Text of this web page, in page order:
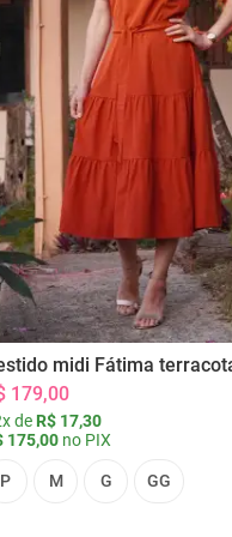
midi Fátima
179,00
de R$ 17,30
175,00 no PIX
P M G GG